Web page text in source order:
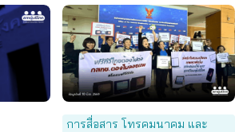
เสนอรวมกองทุนสุขภาพ
การสื่อสาร โทรคมนาคม และ